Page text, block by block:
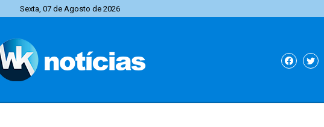
Sexta, 07 de Agosto de 2026